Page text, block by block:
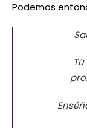
Podemos